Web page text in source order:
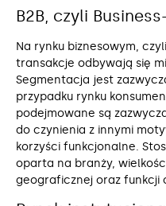
B2B, czyli
Na rynku biznesowym,
transakcje odbywają się
Segmentacja jest
przypadku rynku
podejmowane są
do czynienia z innymi
korzyści funkcjonalne.
oparta na branży,
geograficznej oraz funkcji